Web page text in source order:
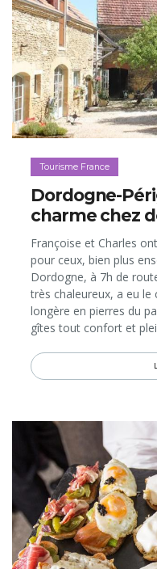
Tourisme France
Dordogne-
charme chez
Françoise et Charles
pour ceux, bien plus
Dordogne, à 7h de
très chaleureux, a eu
longère en pierres du
gîtes tout confort et